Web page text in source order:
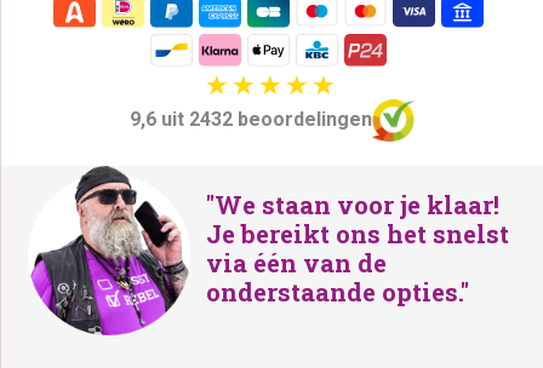
9,6 uit 2432 beoordelingen
"We staan voor je klaar!
Je bereikt ons het snelst
via één van de
onderstaande opties."